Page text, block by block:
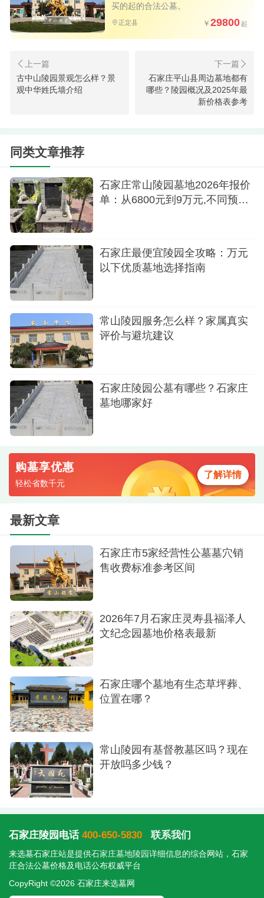
护方便。
陵园环境
二、生态葬（树葬/草坪葬/花坛葬）
生态葬一般性价比高，生态环保，具体生态葬
详情或者价格咨询陵园电话
生态葬优势：环保、价格低，部分可享受政府
补贴。
三、其他费用
管理费：按墓位价格的5%~10%（20年一次性
收取）。
安葬服务费：约几百
骨灰寄存：短期寄存约200~500元/年。
准，常山陵园是正规公墓，如果需要更详细的报价
单或墓型图，建议直接联系陵园销售，他们会提供
最新信息及优惠政策。
买的起的合法公墓。
正定县 29800
古中山陵园景观怎么样？景
观中华姓氏墙介绍
石家庄平山县周边墓地都有
哪些？陵园概况及2025年最
新价格表参考
同类文章推荐
石家庄常山陵园墓地2026年报价
单：从6800元到9万元,不同预算
石家庄最便宜陵园全攻略：万元
以下优质墓地选择指南
常山陵园服务怎么样？家属真实
评价与避坑建议
石家庄陵园公墓有哪些？石家庄
墓地哪家好
购墓享优惠
轻松省数千元
了解详情
最新文章
石家庄市5家经营性公墓墓穴销
售收费标准参考区间
2026年7月石家庄灵寿县福泽人
文纪念园墓地价格表最新
石家庄哪个墓地有生态草坪葬、
位置在哪？
常山陵园有基督教墓区吗？现在
开放吗多少钱？
石家庄陵园电话 400-650-5830 联系我们
来选墓石家庄站是提供石家庄墓地陵园 详细信息的综合网站，石家
庄合法公墓价格及电话公布权威平台
CopyRight ©2026 石家庄来选墓网